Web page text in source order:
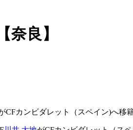
良】
カンビダレット（スペイン)へ移